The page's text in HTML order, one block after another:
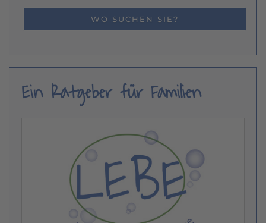
WO SUCHEN SIE?
Ein Ratgeber für Familien